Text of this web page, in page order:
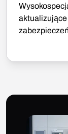
aktualizujące